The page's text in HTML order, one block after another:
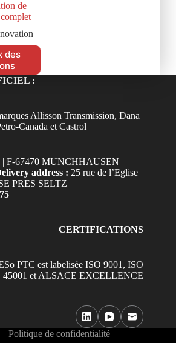
de
des
:
| F-67470 MUNCHHAUSEN
address : 25 rue de l’Eglise
PRES SELTZ
CERTIFICATIONS
Politique de confidentialité